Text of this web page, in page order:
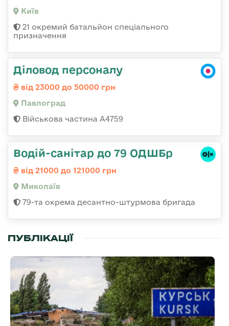
Київ
21 окремий батальйон спеціального
призначення
Діловод персоналу
від 23000 до 50000 грн
Павлоград
Військова частина А4759
Водій-санітар до 79 ОДШБр
від 21000 до 121000 грн
Миколаїв
79-та окрема десантно-штурмова бригада
ПУБЛІКАЦІЇ